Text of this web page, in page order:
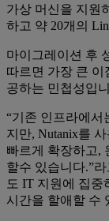
가상 머신을 지원
하고 약 20개의
마이그레이션 후
따르면 가장 큰 이
공하는 민첩성입
“기존 인프라에서
지만, Nutanix를
빠르게 확장하고,
할수 있습니다.”
도 IT 지원에 집중
시간을 할애할 수